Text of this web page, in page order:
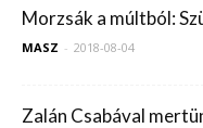
Morzsák a múltból:
MASZ - 2018-08-04
Zalán Csabával